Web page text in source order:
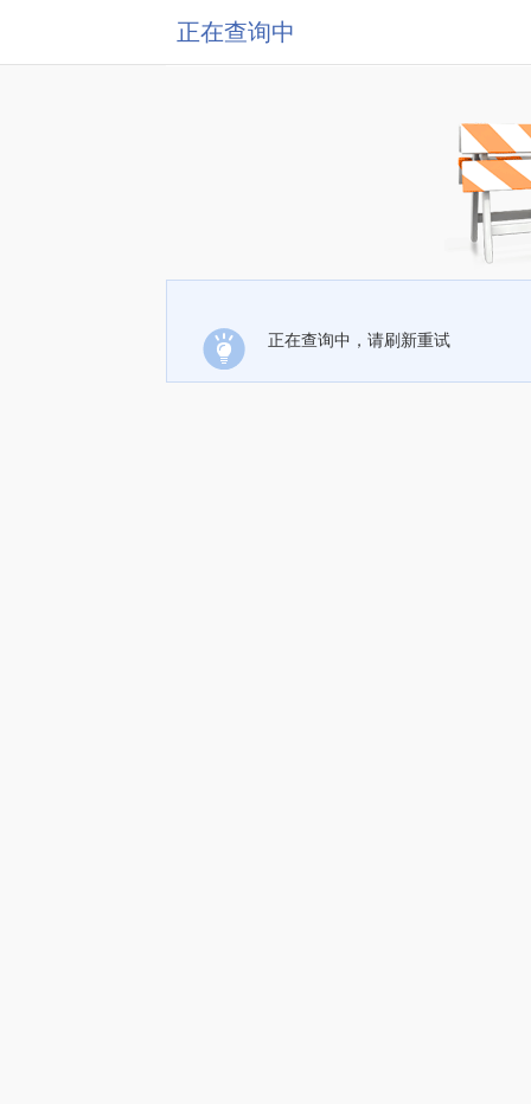
正在查询中
正在查询中，请刷新重试